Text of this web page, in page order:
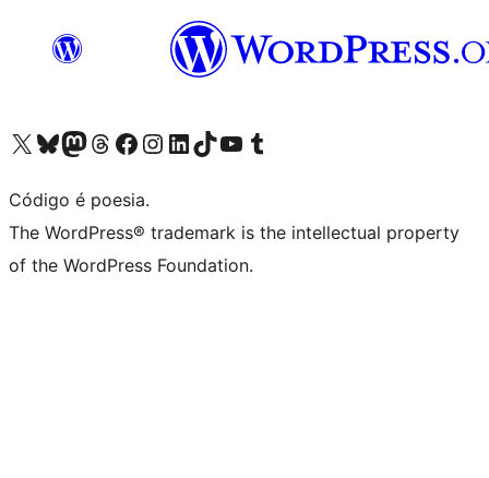
Acessar nossa conta do X (antigo Twitter)
Acessar nossa conta do Bluesky
Acessar nossa conta do Mastodon
Acessar nossa conta do Threads
Acessar nossa página do Facebook
Acessar nossa conta do Instagram
Acessar nossa conta do LinkedIn
Acessar nossa conta do TikTok
Acessar nosso canal do YouTube
Acessar nossa conta no Tumblr
Código é poesia.
The WordPress® trademark is the intellectual property
of the WordPress Foundation.